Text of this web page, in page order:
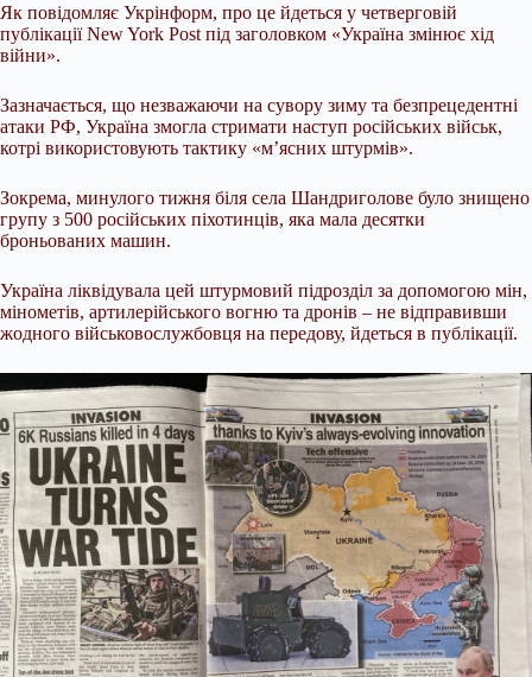
Як повідомляє Укрінформ, про це йдеться у четверговій
публікації New York Post під заголовком «Україна змінює хід
війни».
Зазначається, що незважаючи на сувору зиму та безпрецедентні
атаки РФ, Україна змогла стримати наступ російських військ,
котрі використовують тактику «м’ясних штурмів».
Зокрема, минулого тижня біля села Шандриголове було знищено
групу з 500 російських піхотинців, яка мала десятки
броньованих машин.
Україна ліквідувала цей штурмовий підрозділ за допомогою мін,
мінометів, артилерійського вогню та дронів – не відправивши
жодного військовослужбовця на передову, йдеться в публікації.